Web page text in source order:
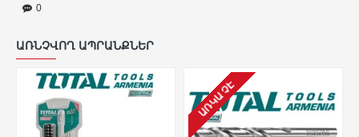
0
ԱՌՆՉՎՈՂ ԱՊՐԱՆՔՆԵՐ
ԱՌԿԱ ՉԷ